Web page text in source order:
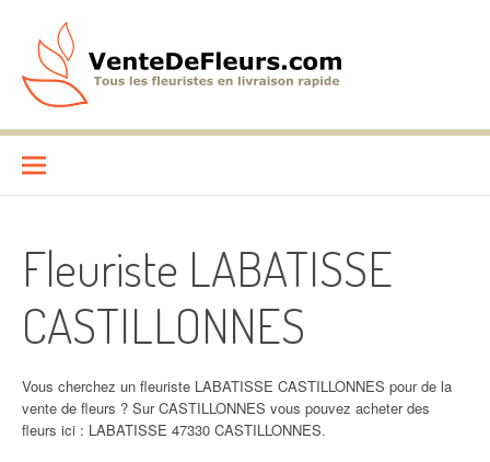
contenu
VenteDeFleurs.com
Fleuriste LABATISSE
CASTILLONNES
Vous cherchez un fleuriste LABATISSE CASTILLONNES pour de la
vente de fleurs ? Sur CASTILLONNES vous pouvez acheter des
fleurs ici : LABATISSE 47330 CASTILLONNES.